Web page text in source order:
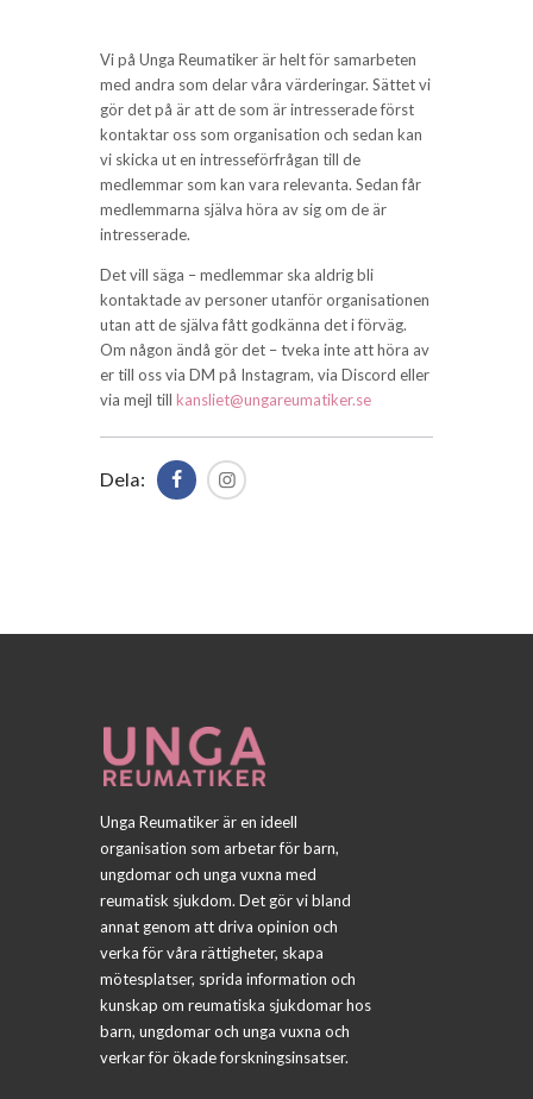
Vi på Unga Reumatiker är helt för samarbeten
med andra som delar våra värderingar. Sättet vi
gör det på är att de som är intresserade först
kontaktar oss som organisation och sedan kan
vi skicka ut en intresseförfrågan till de
medlemmar som kan vara relevanta. Sedan får
medlemmarna själva höra av sig om de är
intresserade.
Det vill säga – medlemmar ska aldrig bli
kontaktade av personer utanför organisationen
utan att de själva fått godkänna det i förväg.
Om någon ändå gör det – tveka inte att höra av
er till oss via DM på Instagram, via Discord eller
via mejl till kansliet@ungareumatiker.se
Dela:
Unga Reumatiker är en ideell
organisation som arbetar för barn,
ungdomar och unga vuxna med
reumatisk sjukdom. Det gör vi bland
annat genom att driva opinion och
verka för våra rättigheter, skapa
mötesplatser, sprida information och
kunskap om reumatiska sjukdomar hos
barn, ungdomar och unga vuxna och
verkar för ökade forskningsinsatser.